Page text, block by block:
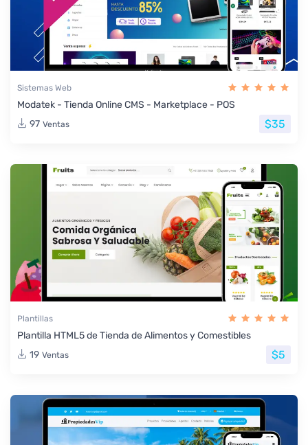
Sistemas Web
Modatek - Tienda Online CMS - Marketplace - POS
97 Ventas $35
Plantillas
Plantilla HTML5 de Tienda de Alimentos y Comestibles
19 Ventas $5